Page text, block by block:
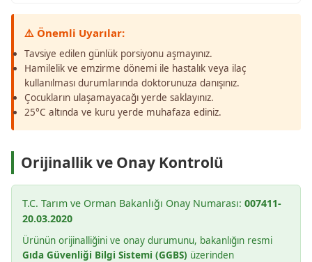
⚠️ Önemli Uyarılar:
Tavsiye edilen günlük porsiyonu aşmayınız.
Hamilelik ve emzirme dönemi ile hastalık veya ilaç
kullanılması durumlarında doktorunuza danışınız.
Çocukların ulaşamayacağı yerde saklayınız.
25°C altında ve kuru yerde muhafaza ediniz.
Orijinallik ve Onay Kontrolü
T.C. Tarım ve Orman Bakanlığı Onay Numarası: 007411-
20.03.2020
Ürünün orijinalliğini ve onay durumunu, bakanlığın resmi
Gıda Güvenliği Bilgi Sistemi (GGBS) üzerinden